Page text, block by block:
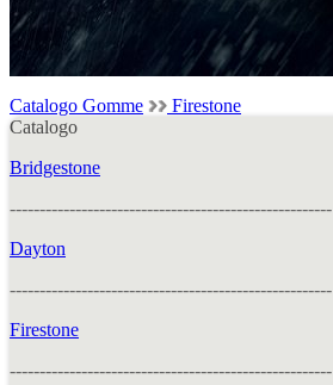
Catalogo Gomme
Firestone
Catalogo
Bridgestone
------------------------------------------------------
Dayton
------------------------------------------------------
Firestone
------------------------------------------------------